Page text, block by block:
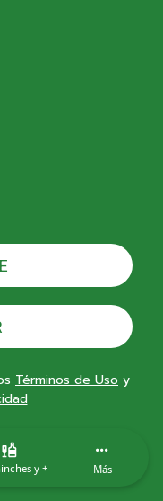
Términos de Uso y
y + Más